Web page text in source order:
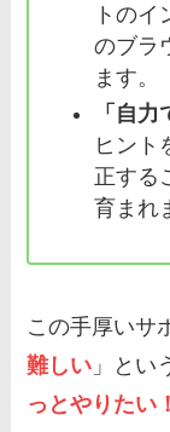
トの
のブラ
ます。
「自
ヒント
正する
育まれ
この手厚いサ
難しい 」とい
っとやりたい！